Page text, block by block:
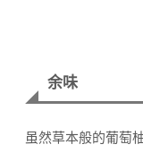
余味
虽然草本般的葡萄